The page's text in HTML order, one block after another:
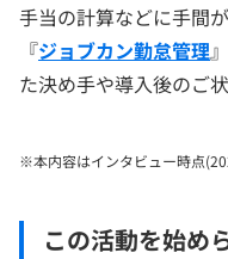
手当の計算などに手間
『ジョブカン勤怠管理
た決め手や導入後のご
※本内容はインタビュー時点
この活動を始め